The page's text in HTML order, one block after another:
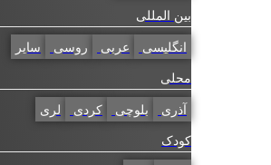
بین المللی
انگلیسی عربی روسی سایر
محلی
بلوچی کردی لری
کودک